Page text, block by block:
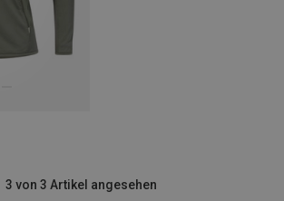
3 von 3 Artikel angesehen